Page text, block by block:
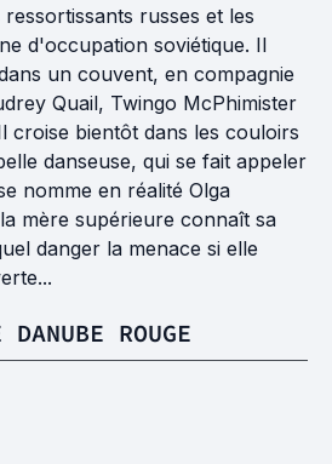
russes et les
d'occupation soviétique. Il
un couvent, en compagnie
Quail, Twingo McPhimister
croise bientôt dans les couloirs
danseuse, qui se fait appeler
nomme en réalité Olga
mère supérieure connaît sa
danger la menace si elle
ROUGE